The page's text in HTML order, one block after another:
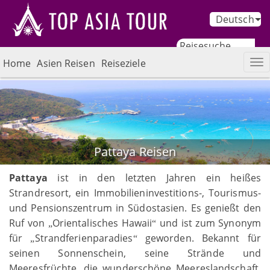
Deutsch
Home Asien Reisen Reiseziele
Pattaya Reisen
Pattaya ist in den letzten Jahren ein heißes
Strandresort, ein Immobilieninvestitions-, Tourismus-
und Pensionszentrum in Südostasien. Es genießt den
Ruf von „Orientalisches Hawaii“ und ist zum Synonym
für
„Strandferienparadies“geworden. Bekannt für
seinen Sonnenschein, seine Strände und